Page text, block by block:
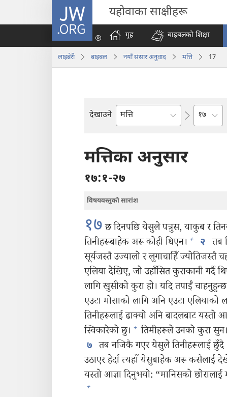
JW.ORG यहोवाका साक्षीहरू
गृह बाइबलको शिक्षा
लाइब्रेरी बाइबल नयाँ संसार अनुवाद मत्ति 17
देखाउने
बाइबलको
अध्याय
मत्तिका अनुसार
१७:१-२७
विषयवस्तुको सारांश
१७छ दिनपछि येसुले पत्रुस, याकुब र
तिनीहरूबाहेक अरू कोही थिएन। + २ तब
सूर्यजस्तै उज्यालो र लुगाचाहिँ ज्योतिजस्तै
एलिया देखिए, जो उहाँसित कुराकानी गर्दै
लागि खुसीको कुरा हो। यदि तपाईँ
एउटा मोसाको लागि अनि एउटा एलियाको
तिनीहरूलाई ढाक्यो अनि बादलबाट यस्तो
स्विकारेको छु। + तिमीहरूले उनको कुरा
७ तब नजिकै गएर येसुले तिनीहरूलाई
उठाएर हेर्दा त्यहाँ येसुबाहेक अरू कसैलाई
यस्तो आज्ञा दिनुभयो: “मानिसको
+